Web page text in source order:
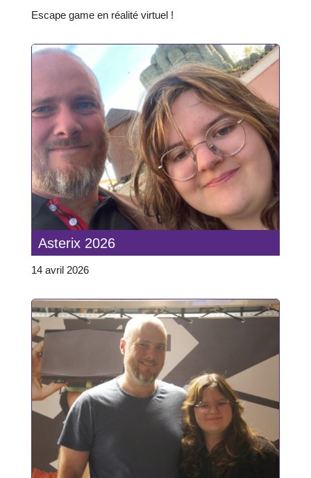
Escape game en réalité virtuel !
Asterix 2026
14 avril 2026